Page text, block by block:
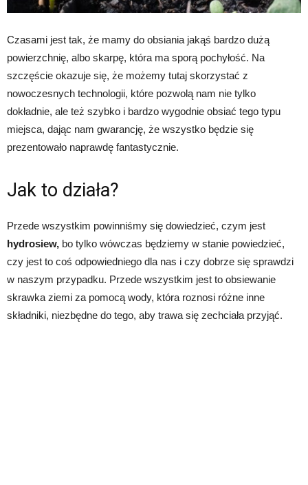
Czasami jest tak, że mamy do obsiania jakąś bardzo dużą
powierzchnię, albo skarpę, która ma sporą pochyłość. Na
szczęście okazuje się, że możemy tutaj skorzystać z
nowoczesnych technologii, które pozwolą nam nie tylko
dokładnie, ale też szybko i bardzo wygodnie obsiać tego typu
miejsca, dając nam gwarancję, że wszystko będzie się
prezentowało naprawdę fantastycznie.
Jak to działa?
Przede wszystkim powinniśmy się dowiedzieć, czym jest
hydrosiew, bo tylko wówczas będziemy w stanie powiedzieć,
czy jest to coś odpowiedniego dla nas i czy dobrze się sprawdzi
w naszym przypadku. Przede wszystkim jest to obsiewanie
skrawka ziemi za pomocą wody, która roznosi różne inne
składniki, niezbędne do tego, aby trawa się zechciała przyjąć.